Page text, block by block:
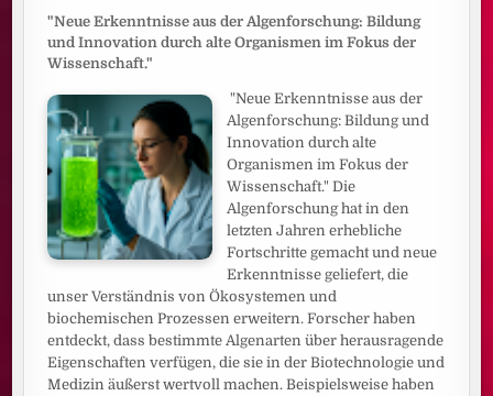
"Neue Erkenntnisse aus der Algenforschung: Bildung
und Innovation durch alte Organismen im Fokus der
Wissenschaft."
"Neue Erkenntnisse aus der
Algenforschung: Bildung und
Innovation durch alte
Organismen im Fokus der
Wissenschaft." Die
Algenforschung hat in den
letzten Jahren erhebliche
Fortschritte gemacht und neue
Erkenntnisse geliefert, die
unser Verständnis von Ökosystemen und
biochemischen Prozessen erweitern. Forscher haben
entdeckt, dass bestimmte Algenarten über herausragende
Eigenschaften verfügen, die sie in der Biotechnologie und
Medizin äußerst wertvoll machen. Beispielsweise haben